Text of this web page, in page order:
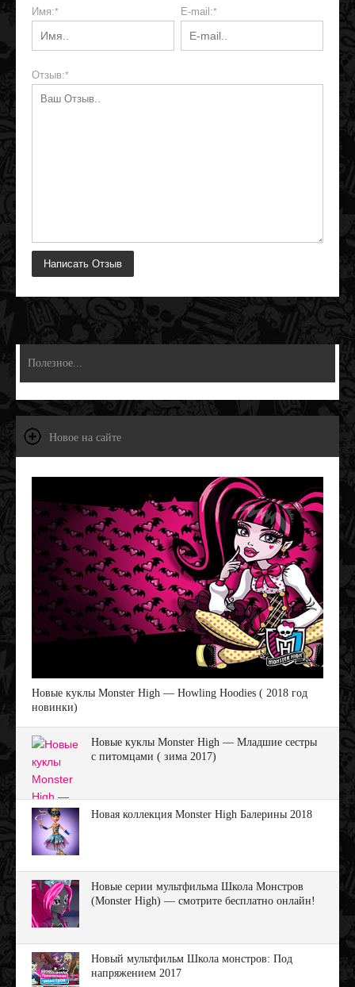
Имя:* E-mail:*
Отзыв:*
Полезное...
Новое на сайте
Новые куклы Monster High — Howling Hoodies ( 2018 год
новинки)
Новые куклы Monster High — Младшие сестры
с питомцами ( зима 2017)
Новая коллекция Monster High Балерины 2018
Новые серии мультфильма Школа Монстров
(Monster High) — смотрите бесплатно онлайн!
Новый мультфильм Школа монстров: Под
напряжением 2017